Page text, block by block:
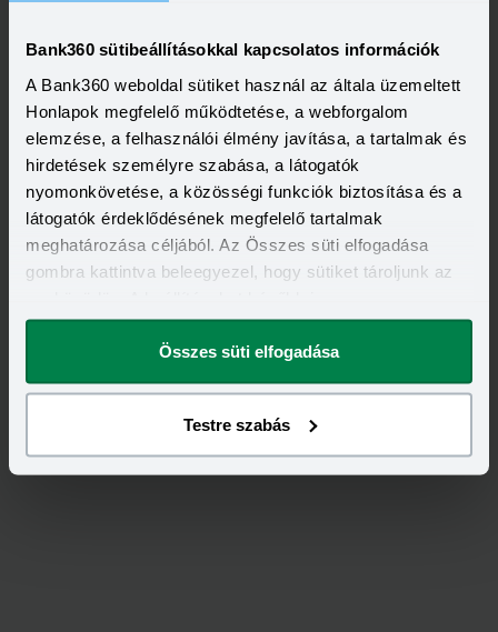
Bank360 sütibeállításokkal kapcsolatos információk
A Bank360 weboldal sütiket használ az általa üzemeltett
Honlapok megfelelő működtetése, a webforgalom
elemzése, a felhasználói élmény javítása, a tartalmak és
hirdetések személyre szabása, a látogatók
nyomonkövetése, a közösségi funkciók biztosítása és a
látogatók érdeklődésének megfelelő tartalmak
meghatározása céljából. Az Összes süti elfogadása
gombra kattintva beleegyezel, hogy sütiket tároljunk az
megváltoztathatod.
Összes süti elfogadása
Testre szabás
Visszahívást szeretnék
Minősített Fogyasztóbarát Személyi Hitel
HITELÖSSZEG
500 000 - 7 000 000 Ft
THM
15,70 - 15,70%
KAMAT
14,49 - 14,49%
KEDVEZMÉNY FELTÉTELEI
Minimum életkor:
25 év
Minimum munkaviszony:
3 hónap
Visszahívást szeretnék